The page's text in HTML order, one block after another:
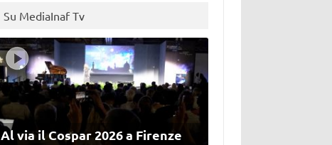
Su MediaInaf Tv
Al via il Cospar 2026 a Firenze